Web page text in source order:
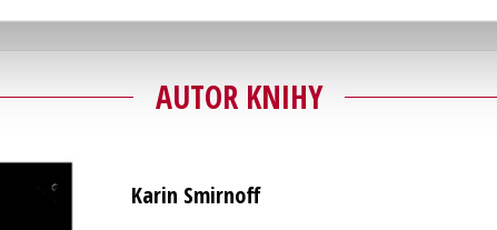
AUTOR KNIHY
Karin Smirnoff